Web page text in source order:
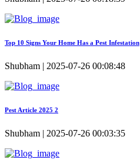
Top 10 Signs Your Home Has a Pest Infestation
Shubham | 2025-07-26 00:08:48
Pest Article 2025 2
Shubham | 2025-07-26 00:03:35